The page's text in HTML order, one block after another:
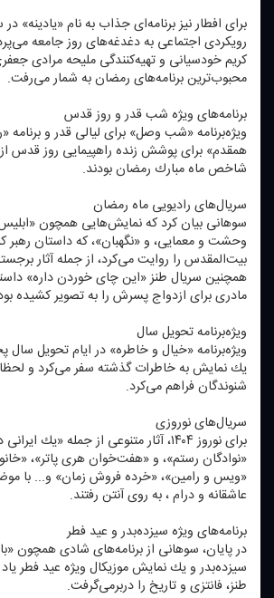
برای افطار نیز برنامه‌ای جذاب به نام «یادینه» در
رویكردی اجتماعی به دغدغه‌های روز جامعه
كریم خودسیانی و تهیه‌كنندگی ملیحه مرادی
محبوب‌ترین برنامه‌های رمضان به شمار می‌رفت.
برنامه‌های ویژه شب قدر و روز قدس
ویژه‌برنامه «شب وصل» برای لیالی قدر و برنامه
همقدم» برای پوشش زنده راهپیمایی روز قدس از
شاخص ماه مبارك رمضان بودند.
سریال‌های رادیویی ماه رمضان
سوهانی بیان كرد كه نمایش‌هایی همچون «ابلیس
وحشت و معمایی، و «نگهبان»، كه داستان رهبر
بیت‌المقدس را روایت می‌كرد، از جمله آثار
همچنین سریال طنز «این چای خوردن داره»
مادری برای ازدواج پسرش را به تصویر كشیده
ویژه‌برنامه تحویل سال
ویژه‌برنامه «خیال و خاطره» در ایام تحویل
یك نمایش به خاطرات گذشته سفر می‌كرد و
شنوندگان فراهم می‌كرد.
سریال‌های نوروزی
برای نوروز ۱۴۰۴، آثار متنوعی از جمله «یك
«نوادگان رستم»، و «هفت‌خوان هری پاتر»،
«ویس و رامین»، «خرده فروش زمان» و... با
عاشقانه و درام ، به روی آنتن رفتند.
برنامه‌های ویژه سیزده‌بدر و عید فطر
در پایان، سوهانی از برنامه‌های شادی همچون
سیزده‌بدر و یك نمایش موزیكال ویژه عید فطر یاد
طنز، فانتزی و تاریخ را دربرمی‌گرفت.